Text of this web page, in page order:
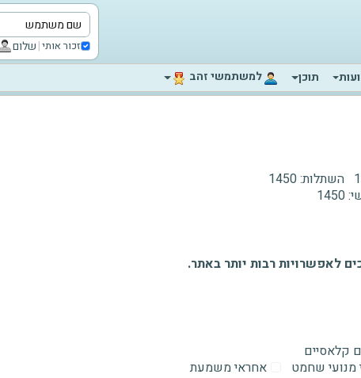
זכור אותי|שלום
תוכן ‫למשתמשי זהב‬
השתלות:1450
1450
לאפשרויות רבות יותר באתר.
קלאסיים
מנועי שחמט אחראי משמעת